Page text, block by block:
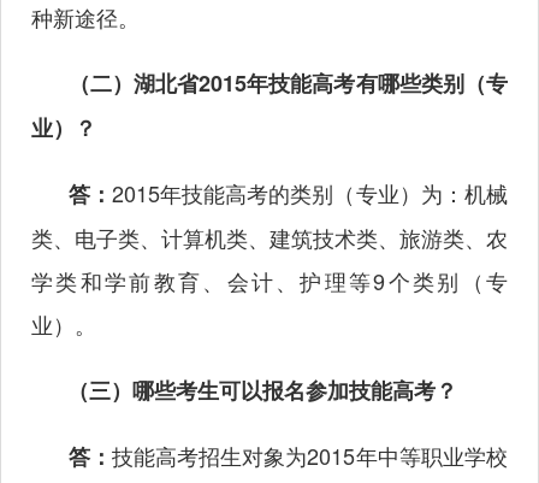
种新途径。
（二）湖北省2015年技能高考有哪些类别（专
业）？
答： 2015年技能高考的类别（专业）为：机械
类、电子类、计算机类、建筑技术类、旅游类、农
学类和学前教育、会计、护理等9个类别（专
业）。
（三）哪些考生可以报名参加技能高考？
答： 技能高考招生对象为2015年中等职业学校